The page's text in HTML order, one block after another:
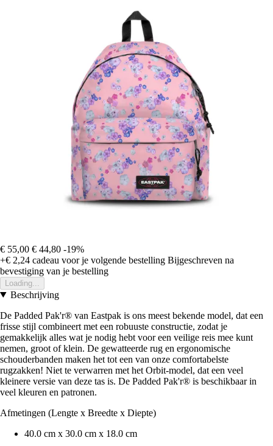
€ 55,00 € 44,80 -19%
+€ 2,24 cadeau voor je volgende bestelling Bijgeschreven na
bevestiging van je bestelling
Loading...
Beschrijving
De Padded Pak'r® van Eastpak is ons meest bekende model, dat een
frisse stijl combineert met een robuuste constructie, zodat je
gemakkelijk alles wat je nodig hebt voor een veilige reis mee kunt
nemen, groot of klein. De gewatteerde rug en ergonomische
schouderbanden maken het tot een van onze comfortabelste
rugzakken! Niet te verwarren met het Orbit-model, dat een veel
kleinere versie van deze tas is. De Padded Pak'r® is beschikbaar in
veel kleuren en patronen.
Afmetingen (Lengte x Breedte x Diepte)
40.0 cm x 30.0 cm x 18.0 cm